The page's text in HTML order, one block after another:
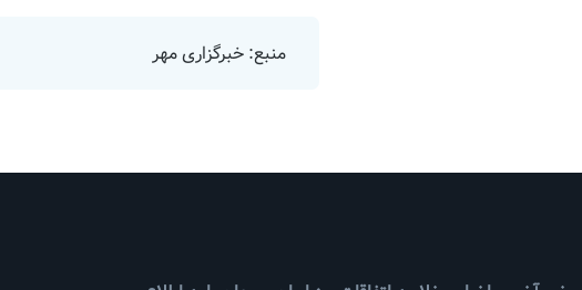
منبع: خبرگزاری مهر